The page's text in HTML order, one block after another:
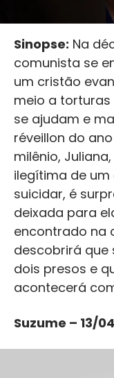
Sinopse: Na
comunista se
um cristão
meio a torturas
se ajudam e
réveillon do
milênio,
ilegítima de
suicidar, é
deixada para
encontrado na
descobrirá
dois presos e
acontecerá
Suzume – 13/04